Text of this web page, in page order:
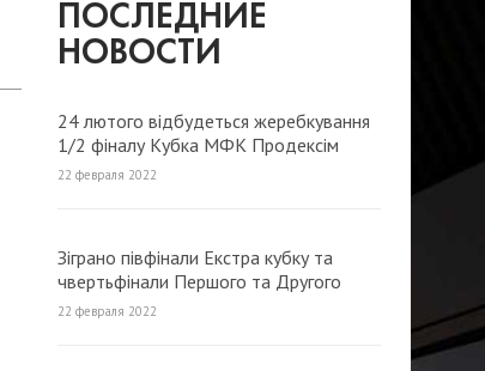
ПОСЛЕДНИЕ
НОВОСТИ
24 лютого відбудеться жеребкування
1/2 фіналу Кубка МФК Продексім
2022 року.
22 февраля 2022
Зіграно півфінали Екстра кубку та
чвертьфінали Першого та Другого
традиційного Кубка МФК «Продексім»
22 февраля 2022